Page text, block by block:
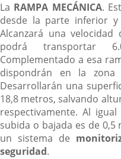
La RAMPA MECÁNICA.
desde la parte inferior
Alcanzará una
podrá transportar
Complementado a esa
dispondrán en la
Desarrollarán una
18,8 metros, salvando
respectivamente. Al
subida o bajada es de
un sistema de
seguridad.